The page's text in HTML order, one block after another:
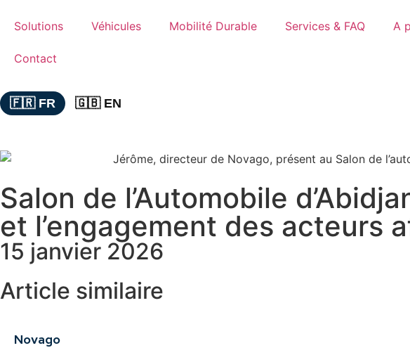
Solutions Véhicules Mobilité Durable Services & FAQ A
Contact
🇫🇷 FR 🇬🇧 EN
Salon de l’Automobile
et l’engagement des acteurs
15 janvier 2026
Article similaire
Novago